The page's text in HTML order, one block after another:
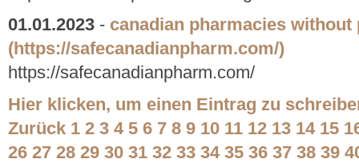
01.01.2023 - canadian pharmacies
(https://safecanadianpharm.com/)
https://safecanadianpharm.com/
Hier klicken, um einen Eintrag zu
Zurück 1 2 3 4 5 6 7 8 9 10 11 12 13 14 15
26 27 28 29 30 31 32 33 34 35 36 37 38 39